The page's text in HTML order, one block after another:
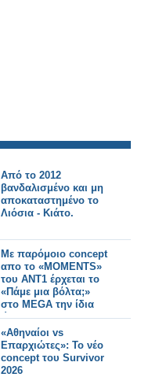
Από το 2012
βανδαλισμένο και μη
αποκαταστημένο το
Λιόσια - Κιάτο.
Με παρόμοιο concept
απο το «MOMENTS»
του ΑΝΤ1 έρχεται το
«Πάμε μια βόλτα;»
στο MEGA την ίδια
ώρα
«Αθηναίοι vs
Επαρχιώτες»: Το νέο
concept του Survivor
2026